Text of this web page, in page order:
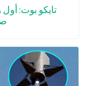
تايكو بوت: